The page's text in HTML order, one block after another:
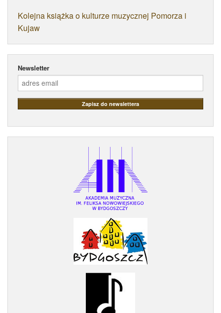
Kolejna książka o kulturze muzycznej Pomorza i
Kujaw
Newsletter